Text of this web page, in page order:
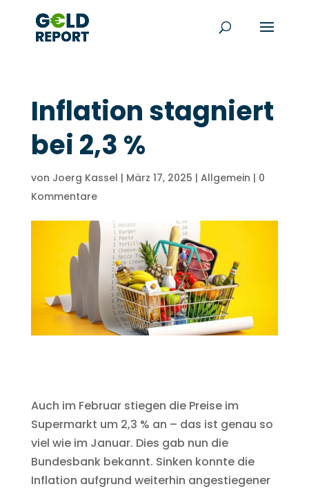
Inflation stagniert
bei 2,3 %
von Joerg Kassel | März 17, 2025 | Allgemein | 0
Kommentare
Auch im Februar stiegen die Preise im
Supermarkt um 2,3 % an – das ist genau so
viel wie im Januar. Dies gab nun die
Bundesbank bekannt. Sinken konnte die
Inflation aufgrund weiterhin angestiegener